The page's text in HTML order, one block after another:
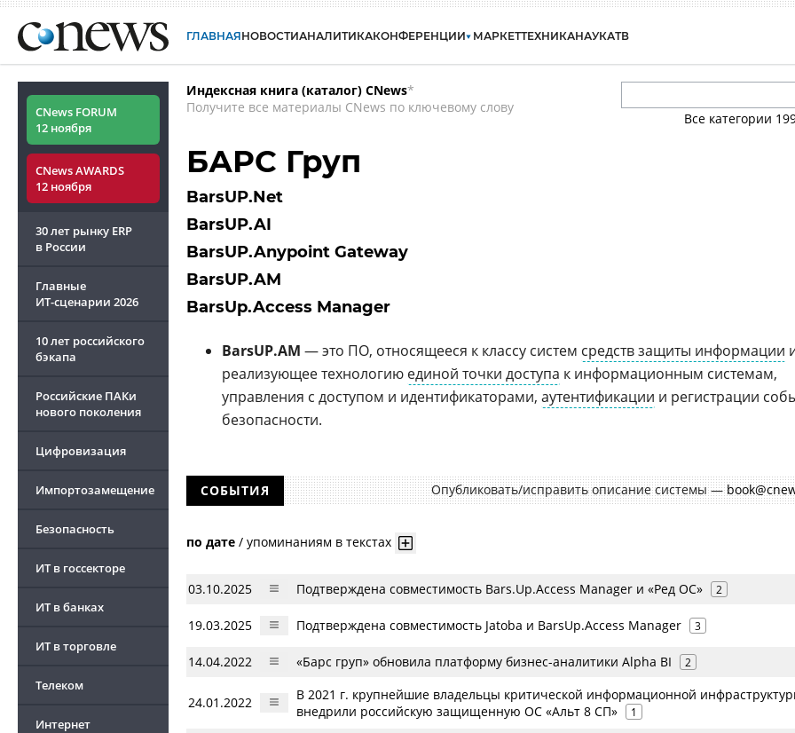
ГЛАВНАЯНОВОСТИАНАЛИТИКАКОНФЕРЕНЦИИ МАРКЕТТЕХНИКАНАУКАТВ
CNews FORUM
12 ноября
CNews AWARDS
12 ноября
30 лет рынку ERP
в России
Главные
ИТ-сценарии 2026
10 лет российского
бэкапа
Российские ПАКи
нового поколения
Цифровизация
Импортозамещение
Безопасность
ИТ в госсекторе
ИТ в банках
ИТ в торговле
Телеком
Интернет
Индексная книга (каталог) CNews*
Получите все материалы CNews по ключевому слову
Все категории
БАРС Груп
BarsUP.Net
BarsUP.AI
BarsUP.Anypoint Gateway
BarsUP.AM
BarsUp.Access Manager
BarsUP.AM — это ПО, относящееся к классу систем средств защиты информации
реализующее технологию единой точки доступа к информационным системам,
управления с доступом и идентификаторами, аутентификации и регистрации
безопасности.
СОБЫТИЯ Опубликовать/исправить описание системы —
по дате / упоминаниям в текстах
03.10.2025 Подтверждена совместимость Bars.Up.Access Manager и «Ред ОС» 2
19.03.2025 Подтверждена совместимость Jatoba и BarsUp.Access Manager 3
14.04.2022 «Барс груп» обновила платформу бизнес-аналитики Alpha BI 2
24.01.2022
В 2021 г. крупнейшие владельцы критической информационной
внедрили российскую защищенную ОС «Альт 8 СП»
1